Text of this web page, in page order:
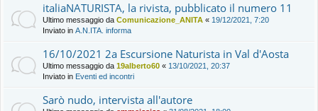
italiaNATURISTA, la rivista, pubblicato il numero 11
Ultimo messaggio da Comunicazione_ANITA « 19/12/2021, 7:20
Inviato in A.N.ITA. informa
16/10/2021 2a Escursione Naturista in Val d'Aosta
Ultimo messaggio da 19alberto60 « 13/10/2021, 20:37
Inviato in Eventi ed incontri
Sarò nudo, intervista all'autore